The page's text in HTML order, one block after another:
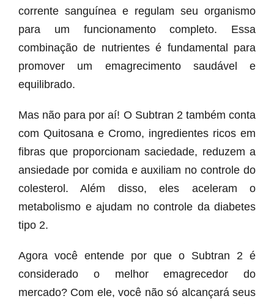
corrente sanguínea e regulam seu organismo
para um funcionamento completo. Essa
combinação de nutrientes é fundamental para
promover um emagrecimento saudável e
equilibrado.
Mas não para por aí! O Subtran 2 também conta
com Quitosana e Cromo, ingredientes ricos em
fibras que proporcionam saciedade, reduzem a
ansiedade por comida e auxiliam no controle do
colesterol. Além disso, eles aceleram o
metabolismo e ajudam no controle da diabetes
tipo 2.
Agora você entende por que o Subtran 2 é
considerado o melhor emagrecedor do
mercado? Com ele, você não só alcançará seus